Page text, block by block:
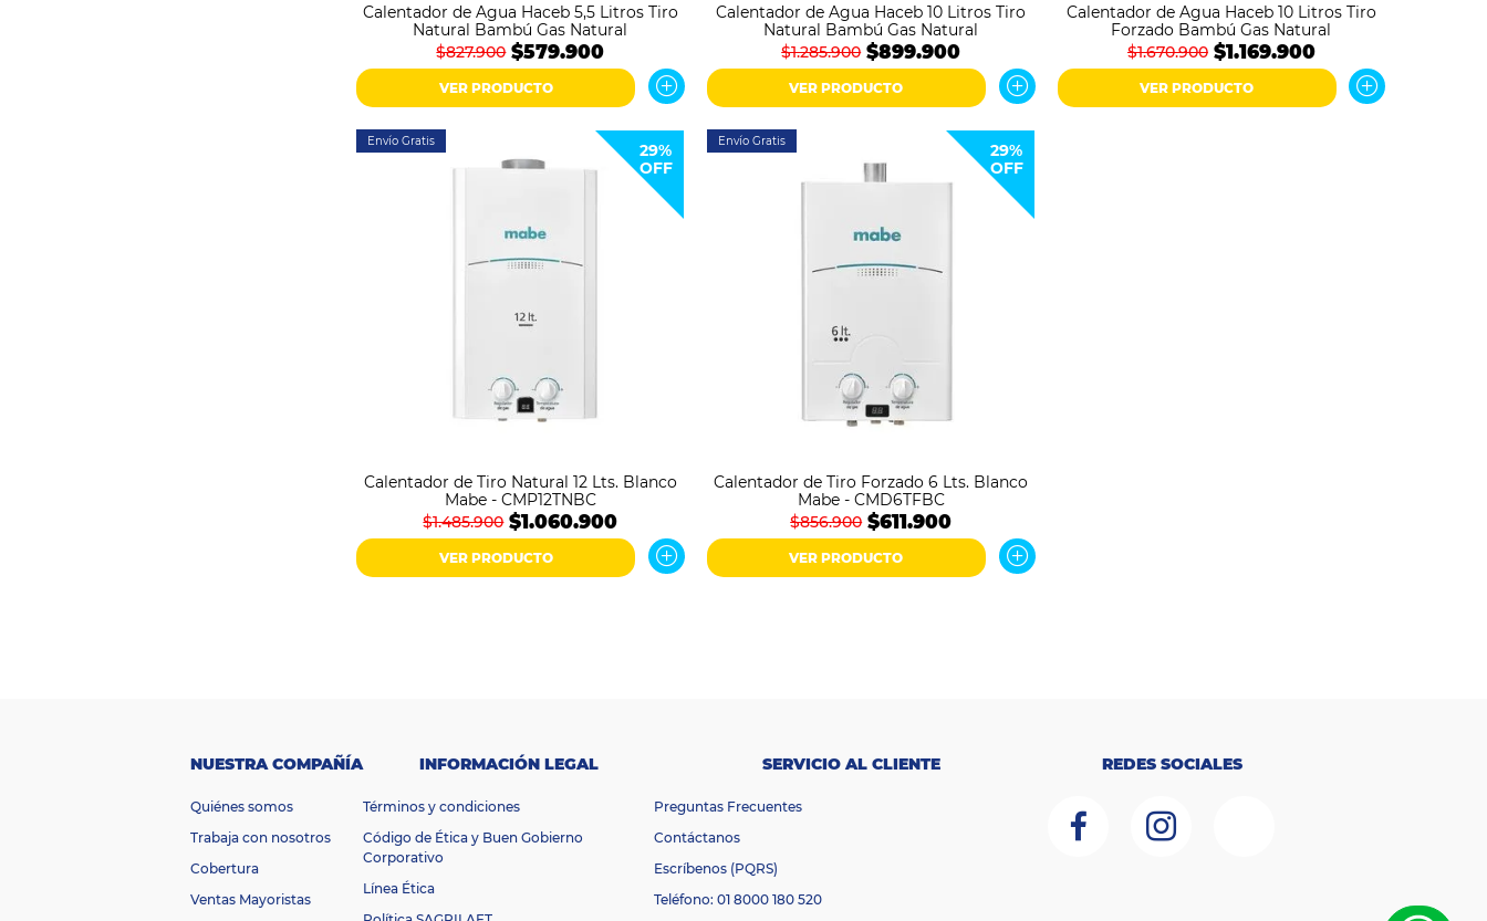
Calentador de Agua Haceb 5,5 Litros Tiro
Natural Bambú Gas Natural
$827.900 $579.900
VER PRODUCTO
Calentador de Agua Haceb 10 Litros Tiro
Natural Bambú Gas Natural
$1.285.900 $899.900
VER PRODUCTO
Calentador de Agua Haceb 10 Litros Tiro
Forzado Bambú Gas Natural
$1.670.900 $1.169.900
VER PRODUCTO
Envío Gratis
29%
OFF
Calentador de Tiro Natural 12 Lts. Blanco
Mabe - CMP12TNBC
$1.485.900 $1.060.900
VER PRODUCTO
Envío Gratis
29%
OFF
Calentador de Tiro Forzado 6 Lts. Blanco
Mabe - CMD6TFBC
$856.900 $611.900
VER PRODUCTO
NUESTRA COMPAÑÍA
Quiénes somos
Trabaja con nosotros
Cobertura
Ventas Mayoristas
INFORMACIÓN LEGAL
Términos y condiciones
Código de Ética y Buen Gobierno
Corporativo
Línea Ética
SERVICIO AL CLIENTE
Preguntas Frecuentes
Contáctanos
Escríbenos (PQRS)
Teléfono: 01 8000 180 520
REDES SOCIALES